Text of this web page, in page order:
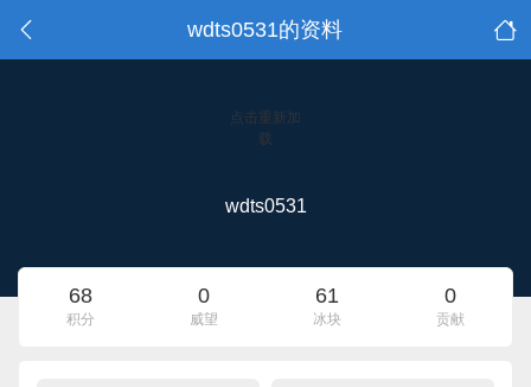
wdts0531的资料
点击重新加
载
wdts0531
68
积分
0
威望
61
冰块
0
贡献